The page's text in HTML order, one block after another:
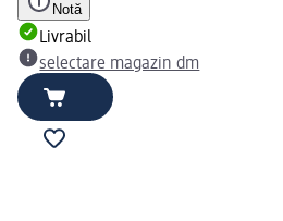
Notă
Livrabil
selectare magazin dm